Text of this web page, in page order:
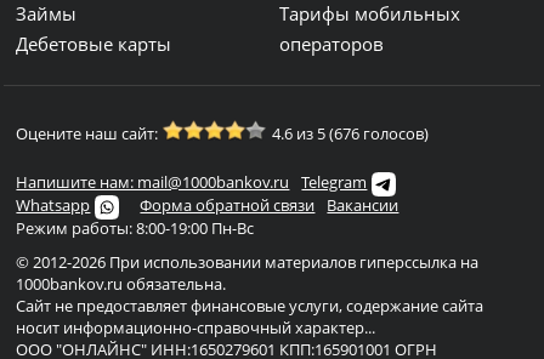
Займы
Дебетовые карты
Тарифы мобильных
операторов
Оцените наш сайт: 4.6 из 5 (676 голосов)
Напишите нам: mail@1000bankov.ru
Telegram
Whatsapp
Форма обратной связи
Вакансии
Режим работы: 8:00-19:00 Пн-Вс
© 2012-2026 При использовании материалов гиперссылка на
1000bankov.ru обязательна.
Сайт не предоставляет финансовые услуги, содержание сайта
носит информационно-справочный характер...
ООО "ОНЛАЙНС" ИНН:1650279601 КПП:165901001 ОГРН